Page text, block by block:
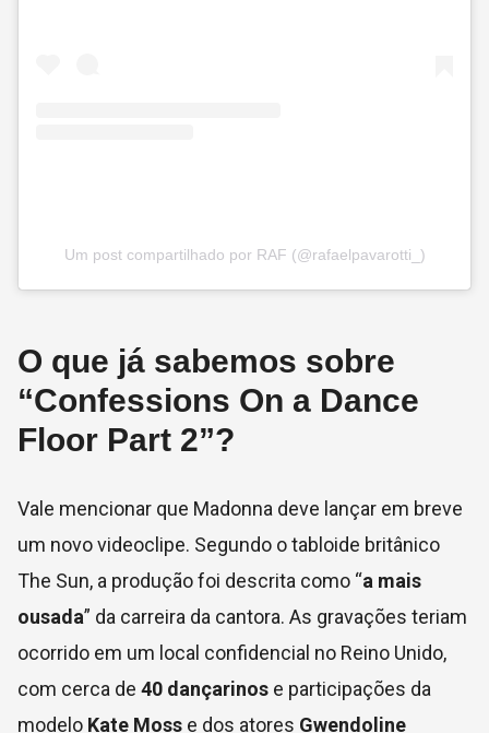
Um post compartilhado por RAF (@rafaelpavarotti_)
O que já sabemos sobre
“Confessions On a Dance
Floor Part 2”?
Vale mencionar que Madonna deve lançar em breve
um novo videoclipe. Segundo o tabloide britânico
The Sun, a produção foi descrita como “a mais
ousada” da carreira da cantora. As gravações teriam
ocorrido em um local confidencial no Reino Unido,
com cerca de 40 dançarinos e participações da
modelo Kate Moss e dos atores Gwendoline